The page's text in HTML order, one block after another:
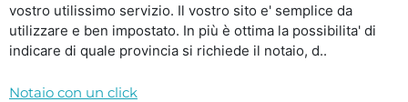
vostro utilissimo servizio. Il vostro sito e' semplice da
utilizzare e ben impostato. In più è ottima la possibilita' di
indicare di quale provincia si richiede il notaio, d..
Notaio con un click